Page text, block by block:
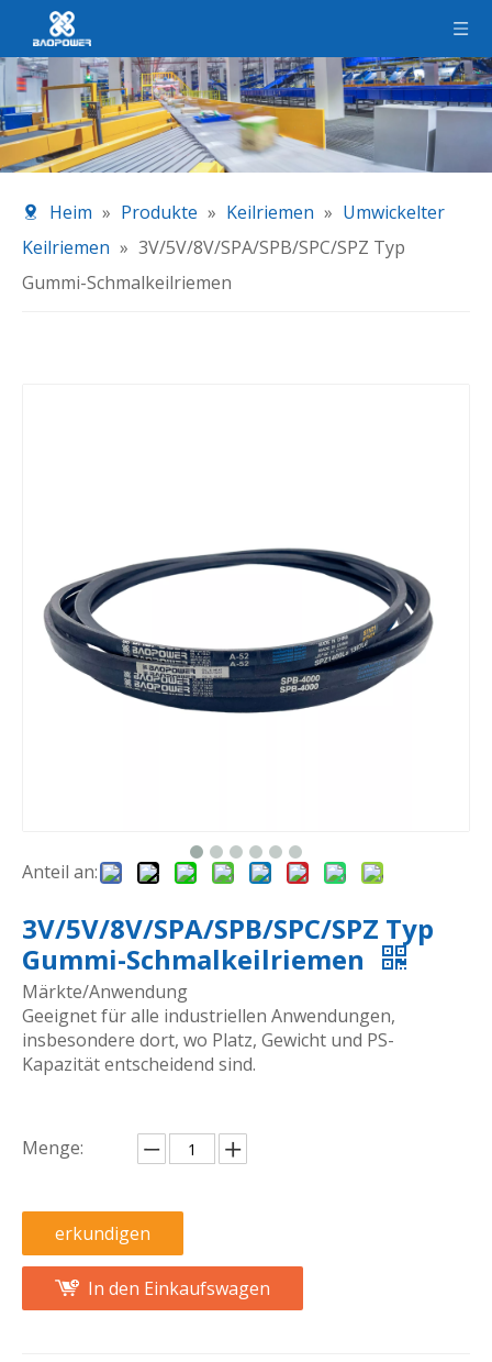
Heim » Produkte » Keilriemen » Umwickelter
Keilriemen » 3V/5V/8V/SPA/SPB/SPC/SPZ Typ
Gummi-Schmalkeilriemen
Anteil an:
3V/5V/8V/SPA/SPB/SPC/SPZ Typ
Gummi-Schmalkeilriemen
Märkte/Anwendung
Geeignet für alle industriellen Anwendungen,
insbesondere dort, wo Platz, Gewicht und PS-
Kapazität entscheidend sind.
Menge:
erkundigen
In den Einkaufswagen